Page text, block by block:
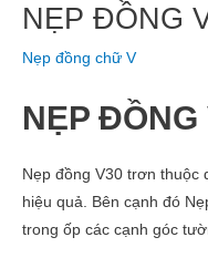
NẸP ĐỒNG
Nẹp đồng chữ V
NẸP ĐỒNG
Nẹp đồng V30 trơn thuộc
hiệu quả. Bên cạnh đó
trong ốp các cạnh góc